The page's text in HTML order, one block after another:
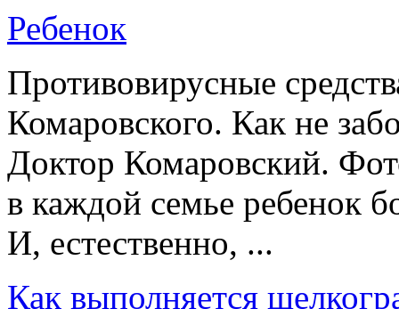
Ребенок
Противовирусные
Комаровского. Как не
Доктор Комаровский.
в каждой семье ребенок
И, естественно, ...
Как выполняется